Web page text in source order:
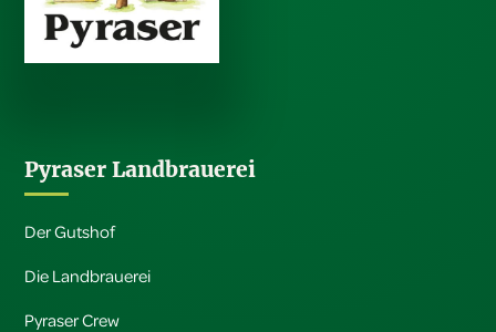
Pyraser Landbrauerei
Der Gutshof
Die Landbrauerei
Pyraser Crew